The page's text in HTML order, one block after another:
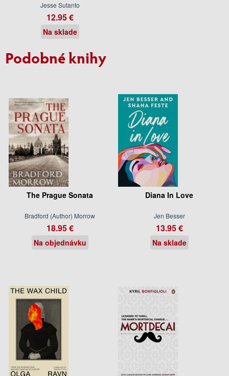
Jesse Sutanto
12.95 €
Na sklade
Podobné knihy
The Prague Sonata
Bradford (Author) Morrow
18.95 €
Na objednávku
Diana In Love
Jen Besser
13.95 €
Na sklade